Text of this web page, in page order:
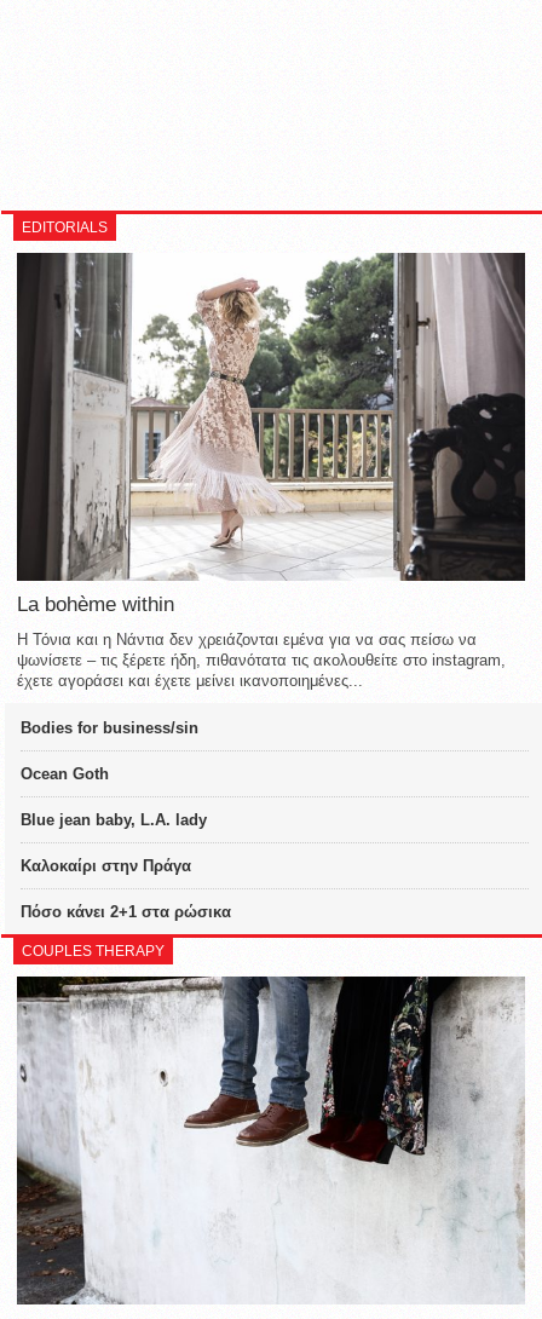
EDITORIALS
La bohème within
Η Τόνια και η Νάντια δεν χρειάζονται εμένα για να σας πείσω να
ψωνίσετε – τις ξέρετε ήδη, πιθανότατα τις ακολουθείτε στο instagram,
έχετε αγοράσει και έχετε μείνει ικανοποιημένες...
Bodies for business/sin
Ocean Goth
Blue jean baby, L.A. lady
Καλοκαίρι στην Πράγα
Πόσο κάνει 2+1 στα ρώσικα
COUPLES THERAPY